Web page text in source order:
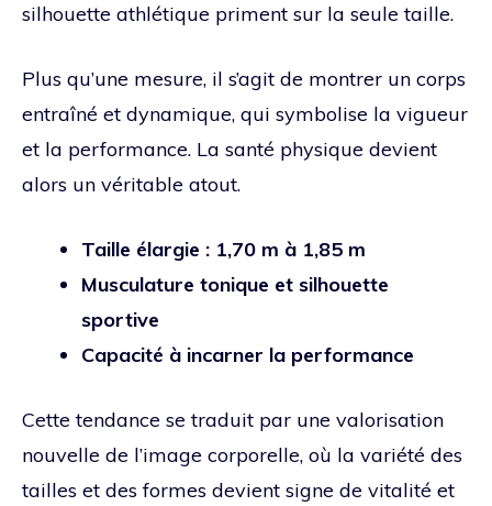
silhouette athlétique priment sur la seule taille.
Plus qu’une mesure, il s’agit de montrer un corps
entraîné et dynamique, qui symbolise la vigueur
et la performance. La santé physique devient
alors un véritable atout.
Taille élargie : 1,70 m à 1,85 m
Musculature tonique et silhouette
sportive
Capacité à incarner la performance
Cette tendance se traduit par une valorisation
nouvelle de l’image corporelle, où la variété des
tailles et des formes devient signe de vitalité et